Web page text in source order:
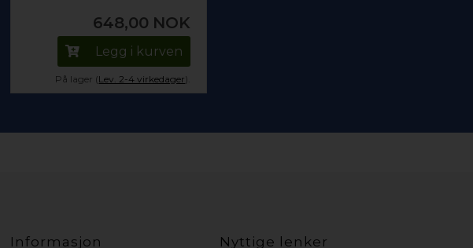
648,00 NOK
Legg i kurven
På lager (Lev. 2-4 virkedager).
Informasjon Nyttige lenker